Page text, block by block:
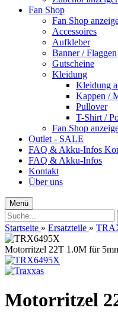
Fan Shop
Fan Shop
Accessoires
Aufkleber
Banner / Flaggen
Gutscheine
Kleidung
Kleidung
Kappen /
Pullover
T-Shirt /
Fan Shop
Outlet - SALE
FAQ & Akku-Infos
FAQ & Akku-Infos
Kontakt
Über uns
Menü
Startseite » Ersatzteile »
Motorritzel 22T 1.0M für
Motorritzel